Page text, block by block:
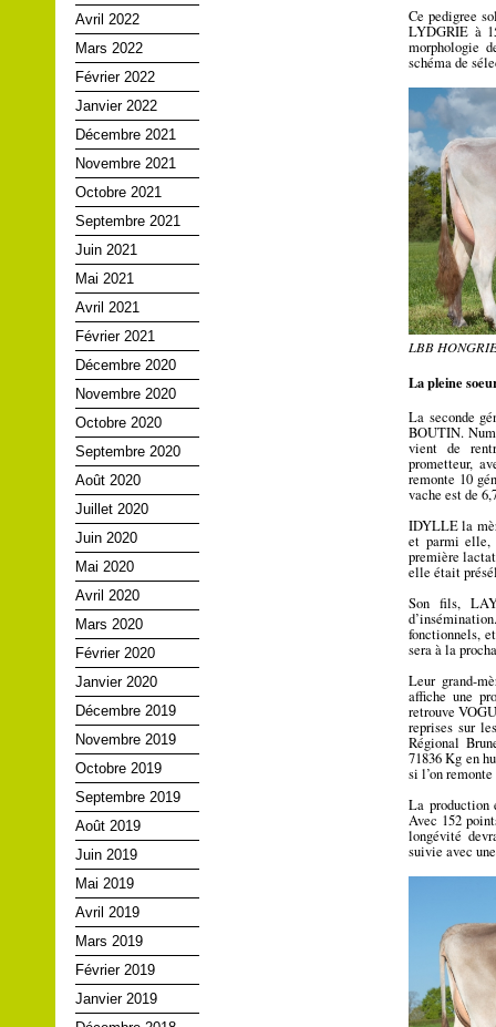
Avril 2022
Mars 2022
Février 2022
Janvier 2022
Décembre 2021
Novembre 2021
Octobre 2021
Septembre 2021
Juin 2021
Mai 2021
Avril 2021
Février 2021
Décembre 2020
Novembre 2020
Octobre 2020
Septembre 2020
Août 2020
Juillet 2020
Juin 2020
Mai 2020
Avril 2020
Mars 2020
Février 2020
Janvier 2020
Décembre 2019
Novembre 2019
Octobre 2019
Septembre 2019
Août 2019
Juin 2019
Mai 2019
Avril 2019
Mars 2019
Février 2019
Janvier 2019
Ce pedigree
LYDGRIE à
morphologie
schéma de
LBB
La pleine
La seconde
BOUTIN.
vient de
prometteur,
remonte 10
vache est de
IDYLLE la
et parmi elle,
première
elle était
Son fils,
fonctionnels,
sera à la
Leur grand-
affiche une
retrouve
reprises sur
Régional
71836 Kg en
si l’on
La production
Avec 152
longévité
suivie avec